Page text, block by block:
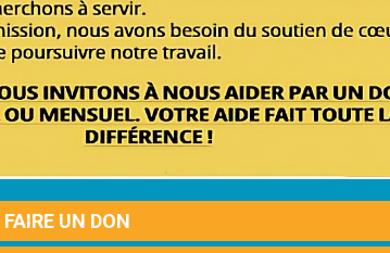
FAIRE UN DON